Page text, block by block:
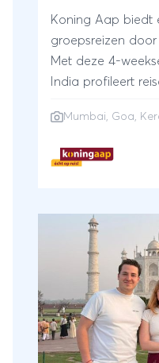
Koning Aap biedt
groepsreizen door
Met deze 4-
India profileert
Nederlandse en
reizigers die
ontdekken met
vergelijking met
noorden. Wandel
vaar ontspannen
'Backwaters' en
stranden van Goa. Andere
van deze Zuid-
uitbundige
Mumbai Goa